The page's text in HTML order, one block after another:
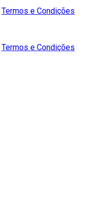
Termos e Condições
Termos e Condições